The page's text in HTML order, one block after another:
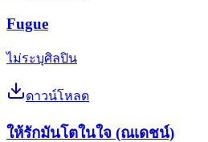
Fugue
ไม่ระบุศิลปิน
ดาวน์โหลด
ให้รักมันโตในใจ (ณเดชน์)